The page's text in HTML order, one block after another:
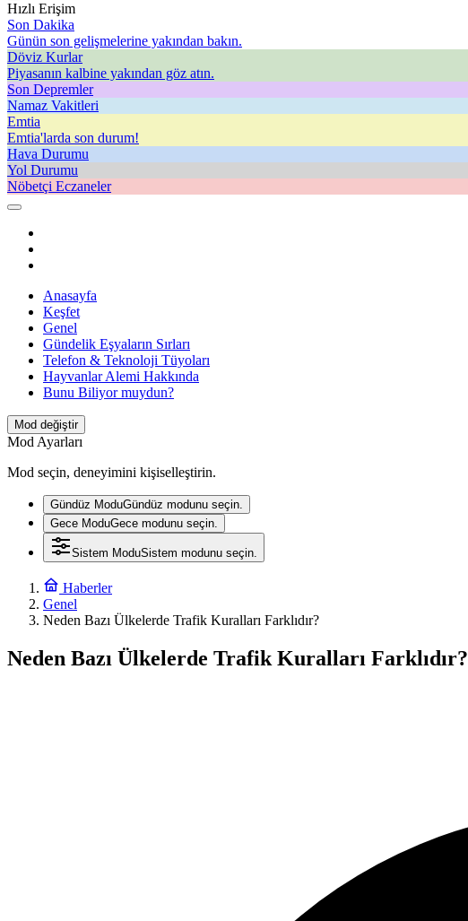
Hızlı Erişim
Son Dakika
Günün son gelişmelerine yakından bakın.
Döviz Kurlar
Piyasanın kalbine yakından göz atın.
Son Depremler
Namaz Vakitleri
Emtia
Emtia'larda son durum!
Hava Durumu
Yol Durumu
Nöbetçi Eczaneler
Anasayfa
Keşfet
Genel
Gündelik Eşyaların Sırları
Telefon & Teknoloji Tüyoları
Hayvanlar Alemi Hakkında
Bunu Biliyor muydun?
Mod değiştir
Mod Ayarları
Mod seçin, deneyimini kişiselleştirin.
Gündüz ModuGündüz modunu seçin.
Gece ModuGece modunu seçin.
Sistem ModuSistem modunu seçin.
Haberler
Genel
Neden Bazı Ülkelerde Trafik Kuralları Farklıdır?
Neden Bazı Ülkelerde Trafik Kuralları Farklıdır?